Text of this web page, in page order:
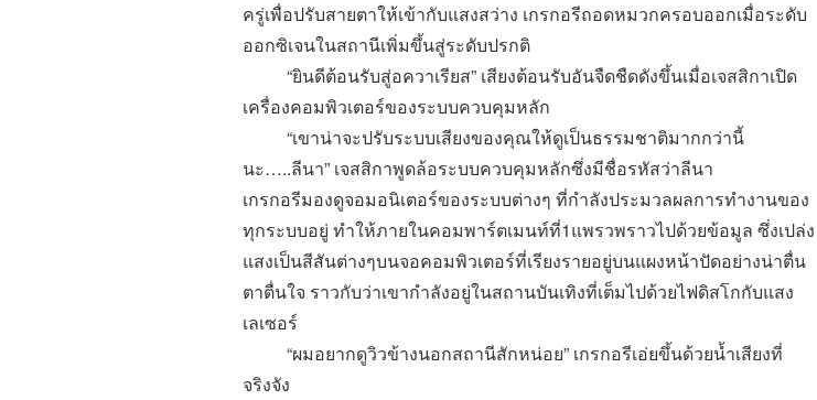
ครู่เพื่อปรับสายตาให้เข้ากับแสงสว่าง เกรกอรีถอดหมวกครอบออกเมื่อระดับ
ออกซิเจนในสถานีเพิ่มขึ้นสู่ระดับปรกติ
“ยินดีต้อนรับสู่อควาเรียส” เสียงต้อนรับอันจืดชืดดังขึ้นเมื่อเจสสิกาเปิด
เครื่องคอมพิวเตอร์ของระบบควบคุมหลัก
“เขาน่าจะปรับระบบเสียงของคุณให้ดูเป็นธรรมชาติมากกว่านี้
นะ…..ลีนา” เจสสิกาพูดล้อระบบควบคุมหลักซึ่งมีชื่อรหัสว่าลีนา
เกรกอรีมองดูจอมอนิเตอร์ของระบบต่างๆ ที่กำลังประมวลผลการทำงานของ
ทุกระบบอยู่ ทำให้ภายในคอมพาร์ตเมนท์ที่1แพรวพราวไปด้วยข้อมูล ซึ่งเปล่ง
แสงเป็นสีสันต่างๆบนจอคอมพิวเตอร์ที่เรียงรายอยู่บนแผงหน้าปัดอย่างน่าตื่น
ตาตื่นใจ ราวกับว่าเขากำลังอยู่ในสถานบันเทิงที่เต็มไปด้วยไฟดิสโกกับแสง
เลเซอร์
“ผมอยากดูวิวข้างนอกสถานีสักหน่อย” เกรกอรีเอ่ยขึ้นด้วยน้ำเสียงที่
จริงจัง